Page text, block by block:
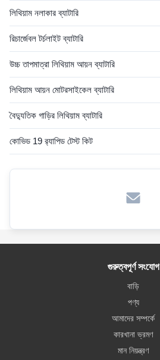
লিথিয়াম নলাকার ব্যাটারি
রিচার্জেবল টর্চলাইট ব্যাটারি
উচ্চ তাপমাত্রা লিথিয়াম আয়ন ব্যাটারি
লিথিয়াম আয়ন মোটরসাইকেল ব্যাটারি
বৈদ্যুতিক গাড়ির লিথিয়াম ব্যাটারি
কোভিড 19 র‍্যাপিড টেস্ট কিট
গুরুত্বপূর্ণ সংযোগ
বাড়ি
পণ্য
আমাদের সম্পর্কে
কারখানা ভ্রমণ
মান নিয়ন্ত্রণ